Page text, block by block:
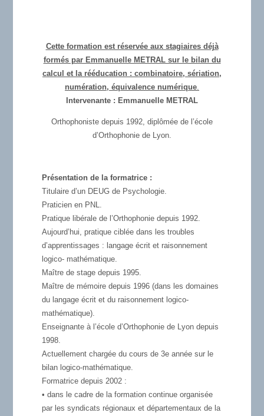
Cette formation est réservée aux stagiaires déjà
formés par Emmanuelle METRAL sur le bilan du
calcul et la rééducation : combinatoire, sériation,
numération, équivalence numérique.
Intervenante : Emmanuelle METRAL
Orthophoniste depuis 1992, diplômée de l’école
d’Orthophonie de Lyon.
Présentation de la formatrice :
Titulaire d’un DEUG de Psychologie.
Praticien en PNL.
Pratique libérale de l’Orthophonie depuis 1992.
Aujourd’hui, pratique ciblée dans les troubles
d’apprentissages : langage écrit et raisonnement
logico- mathématique.
Maître de stage depuis 1995.
Maître de mémoire depuis 1996 (dans les domaines
du langage écrit et du raisonnement logico-
mathématique).
Enseignante à l’école d’Orthophonie de Lyon depuis
1998.
Actuellement chargée du cours de 3e année sur le
bilan logico-mathématique.
Formatrice depuis 2002 :
• dans le cadre de la formation continue organisée
par les syndicats régionaux et départementaux de la